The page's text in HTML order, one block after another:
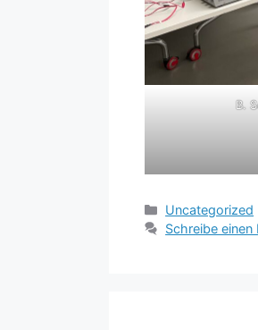
B.
Kategorien
Uncategorized
Schreibe einen